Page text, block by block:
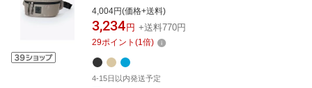
ロンビア コロンビア バッグ ボディバッグ・ウ
エストポーチ ブルー ベージュ ブラック
4,004円(価格+送料)
3,234 円 +送料770円
29ポイント (1倍)
4-15日以内発送予定